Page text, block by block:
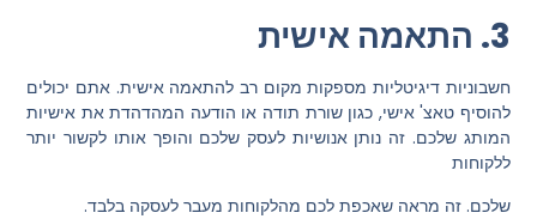
3. התאמה אישית
חשבוניות דיגיטליות מספקות מקום רב להתאמה אישית. אתם יכולים
להוסיף טאצ' אישי, כגון שורת תודה או הודעה המהדהדת את אישיות
המותג שלכם. זה נותן אנושיות לעסק שלכם והופך אותו לקשור יותר
ללקוחות
שלכם. זה מראה שאכפת לכם מהלקוחות מעבר לעסקה בלבד.